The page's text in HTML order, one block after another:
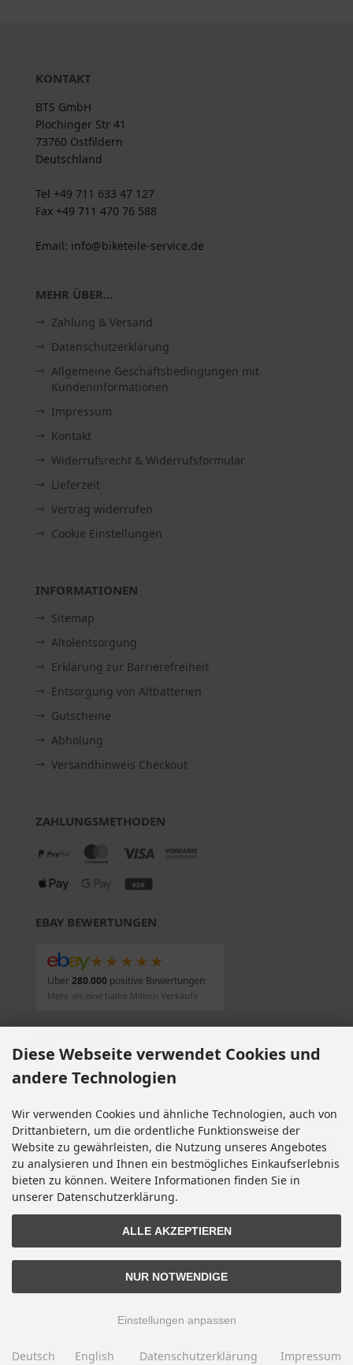
KONTAKT
BTS GmbH
Plochinger Str 41
73760 Ostfildern
Deutschland
Tel +49 711 633 47 127
Fax +49 711 470 76 588
Email: info@biketeile-service.de
MEHR ÜBER...
Zahlung & Versand
Datenschutzerklärung
Allgemeine Geschäftsbedingungen mit
Kundeninformationen
Impressum
Kontakt
Widerrufsrecht & Widerrufsformular
Lieferzeit
Vertrag widerrufen
Cookie Einstellungen
INFORMATIONEN
Sitemap
Altölentsorgung
Erklärung zur Barrierefreiheit
Entsorgung von Altbatterien
Gutscheine
Abholung
Versandhinweis Checkout
ZAHLUNGSMETHODEN
EBAY BEWERTUNGEN
★★★★★
Über280.000 positive Bewertungen
Mehr als eine halbe Million Verkäufe
Alle Preise inkl. gesetzl. MwSt. zzgl. Versandkosten . Die durchgestrichenen Preise
entsprechen dem bisherigen Preis bei Motorradteile & Motorrad Ersatzteile.
Motorradteile & Motorrad Ersatzteile © 2026 | Template © 2009-2026 by modified
eCommerce Shopsoftware
modified eCommerce Shopsoftware © 2009-2026
Diese Webseite verwendet Cookies und
andere Technologien
Wir verwenden Cookies und ähnliche Technologien, auch von
Drittanbietern, um die ordentliche Funktionsweise der
Website zu gewährleisten, die Nutzung unseres Angebotes
zu analysieren und Ihnen ein bestmögliches Einkaufserlebnis
bieten zu können. Weitere Informationen finden Sie in
unserer Datenschutzerklärung.
ALLE AKZEPTIEREN
NUR NOTWENDIGE
Einstellungen anpassen
Deutsch English Datenschutzerklärung Impressum